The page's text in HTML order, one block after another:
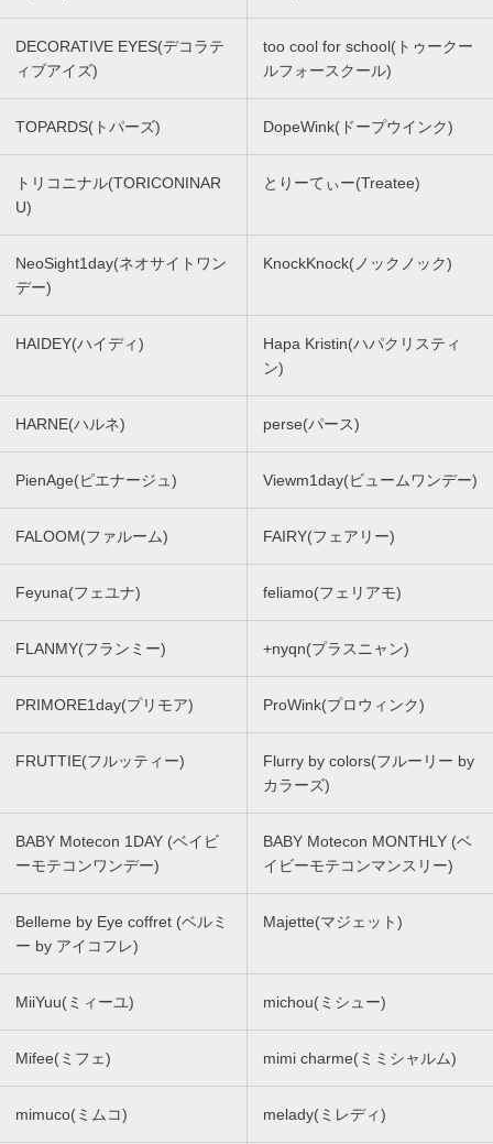
DECORATIVE EYES(デコラテ
ィブアイズ)
too cool for school(トゥークー
ルフォースクール)
TOPARDS(トパーズ) DopeWink(ドープウインク)
トリコニナル(TORICONINAR
U)
とりーてぃー(Treatee)
NeoSight1day(ネオサイトワン
デー)
KnockKnock(ノックノック)
HAIDEY(ハイディ)
Hapa Kristin(ハパクリスティ
ン)
HARNE(ハルネ) perse(パース)
PienAge(ピエナージュ) Viewm1day(ビュームワンデー)
FALOOM(ファルーム) FAIRY(フェアリー)
Feyuna(フェユナ) feliamo(フェリアモ)
FLANMY(フランミー) +nyqn(プラスニャン)
PRIMORE1day(プリモア) ProWink(プロウィンク)
FRUTTIE(フルッティー)
Flurry by colors(フルーリー by
カラーズ)
BABY Motecon 1DAY (ベイビ
ーモテコンワンデー)
BABY Motecon MONTHLY (ベ
イビーモテコンマンスリー)
Belleme by Eye coffret (ベルミ
ー by アイコフレ)
Majette(マジェット)
MiiYuu(ミィーユ) michou(ミシュー)
Mifee(ミフェ) mimi charme(ミミシャルム)
mimuco(ミムコ) melady(ミレディ)